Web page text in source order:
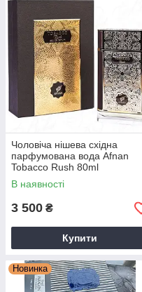
Чоловіча нішева східна
парфумована вода Afnan
Tobacco Rush 80ml
В наявності
3 500 ₴
Купити
Новинка